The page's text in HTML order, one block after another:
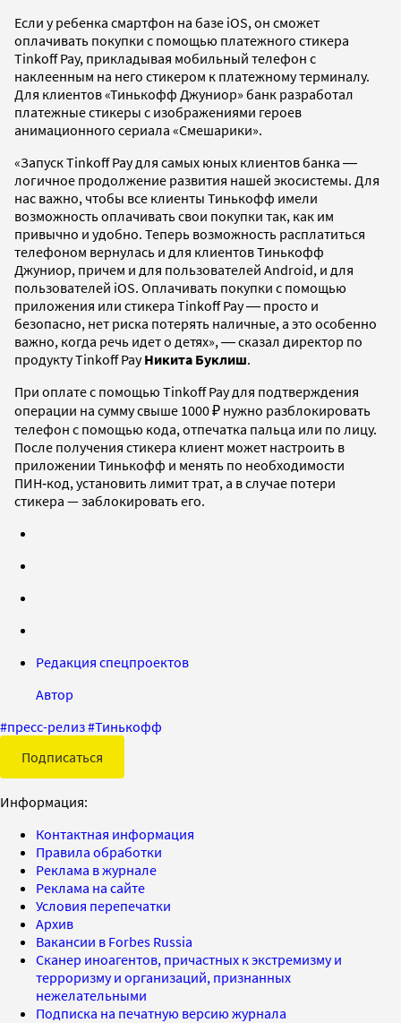
Если у ребенка смартфон на базе iOS, он сможет
оплачивать покупки с помощью платежного стикера
Tinkoff Pay, прикладывая мобильный телефон с
наклеенным на него стикером к платежному терминалу.
Для клиентов «Тинькофф Джуниор» банк разработал
платежные стикеры с изображениями героев
анимационного сериала «Смешарики».
«Запуск Tinkoff Pay для самых юных клиентов банка ―
логичное продолжение развития нашей экосистемы. Для
нас важно, чтобы все клиенты Тинькофф имели
возможность оплачивать свои покупки так, как им
привычно и удобно. Теперь возможность расплатиться
телефоном вернулась и для клиентов Тинькофф
Джуниор, причем и для пользователей Android, и для
пользователей iOS. Оплачивать покупки с помощью
приложения или стикера Tinkoff Pay ― просто и
безопасно, нет риска потерять наличные, а это особенно
важно, когда речь идет о детях», ― сказал директор по
продукту Tinkoff PayНикита Буклиш.
При оплате с помощью Tinkoff Pay для подтверждения
операции на сумму свыше 1000 ₽ нужно разблокировать
телефон с помощью кода, отпечатка пальца или по лицу.
После получения стикера клиент может настроить в
приложении Тинькофф и менять по необходимости
ПИН‑код, установить лимит трат, а в случае потери
стикера — заблокировать его.
Редакция спецпроектов
Автор
#пресс-релиз#Тинькофф
Подписаться
Информация:
Контактная информация
Правила обработки
Реклама в журнале
Реклама на сайте
Условия перепечатки
Архив
Вакансии в Forbes Russia
Сканер иноагентов, причастных к экстремизму и
терроризму и организаций, признанных
нежелательными
Подписка на печатную версию журнала